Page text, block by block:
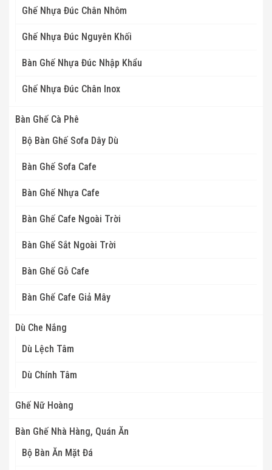
Ghế Nhựa Đúc Chân Nhôm
Ghế Nhựa Đúc Nguyên Khối
Bàn Ghế Nhựa Đúc Nhập Khẩu
Ghế Nhựa Đúc Chân Inox
Bàn Ghế Cà Phê
Bộ Bàn Ghế Sofa Dây Dù
Bàn Ghế Sofa Cafe
Bàn Ghế Nhựa Cafe
Bàn Ghế Cafe Ngoài Trời
Bàn Ghế Sắt Ngoài Trời
Bàn Ghế Gỗ Cafe
Bàn Ghế Cafe Giả Mây
Dù Che Nắng
Dù Lệch Tâm
Dù Chính Tâm
Ghế Nữ Hoàng
Bàn Ghế Nhà Hàng, Quán Ăn
Bộ Bàn Ăn Mặt Đá